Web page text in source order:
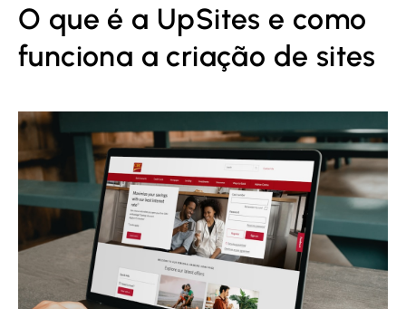
O que é a UpSites e como
funciona a criação de sites